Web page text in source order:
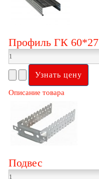
Профиль ГК 60*27
Описание товара
Подвес